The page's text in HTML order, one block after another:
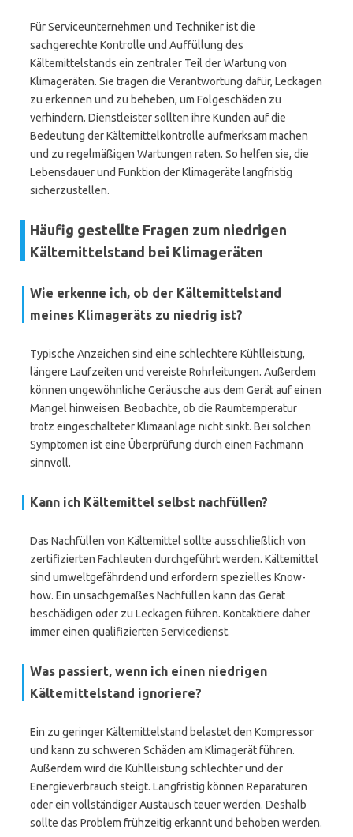
Für Serviceunternehmen und Techniker ist die
sachgerechte Kontrolle und Auffüllung des
Kältemittelstands ein zentraler Teil der Wartung von
Klimageräten. Sie tragen die Verantwortung dafür, Leckagen
zu erkennen und zu beheben, um Folgeschäden zu
verhindern. Dienstleister sollten ihre Kunden auf die
Bedeutung der Kältemittelkontrolle aufmerksam machen
und zu regelmäßigen Wartungen raten. So helfen sie, die
Lebensdauer und Funktion der Klimageräte langfristig
sicherzustellen.
Häufig gestellte Fragen zum niedrigen
Kältemittelstand bei Klimageräten
Wie erkenne ich, ob der Kältemittelstand
meines Klimageräts zu niedrig ist?
Typische Anzeichen sind eine schlechtere Kühlleistung,
längere Laufzeiten und vereiste Rohrleitungen. Außerdem
können ungewöhnliche Geräusche aus dem Gerät auf einen
Mangel hinweisen. Beobachte, ob die Raumtemperatur
trotz eingeschalteter Klimaanlage nicht sinkt. Bei solchen
Symptomen ist eine Überprüfung durch einen Fachmann
sinnvoll.
Kann ich Kältemittel selbst nachfüllen?
Das Nachfüllen von Kältemittel sollte ausschließlich von
zertifizierten Fachleuten durchgeführt werden. Kältemittel
sind umweltgefährdend und erfordern spezielles Know-
how. Ein unsachgemäßes Nachfüllen kann das Gerät
beschädigen oder zu Leckagen führen. Kontaktiere daher
immer einen qualifizierten Servicedienst.
Was passiert, wenn ich einen niedrigen
Kältemittelstand ignoriere?
Ein zu geringer Kältemittelstand belastet den Kompressor
und kann zu schweren Schäden am Klimagerät führen.
Außerdem wird die Kühlleistung schlechter und der
Energieverbrauch steigt. Langfristig können Reparaturen
oder ein vollständiger Austausch teuer werden. Deshalb
sollte das Problem frühzeitig erkannt und behoben werden.